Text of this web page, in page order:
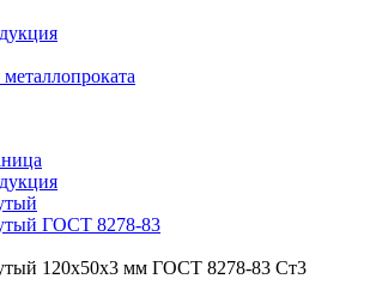
ГОСТ 8278-83
120x50x3 мм ГОСТ 8278-83 Ст3